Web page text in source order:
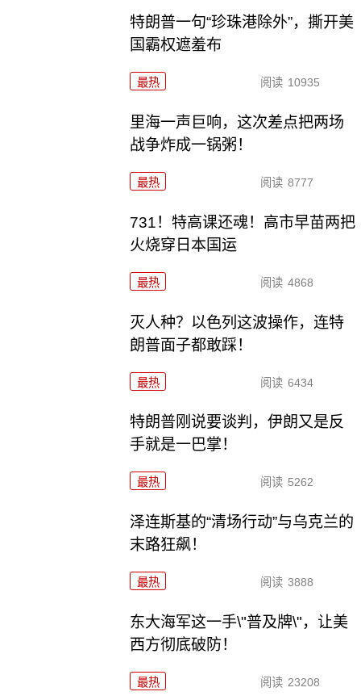
特朗普一句“珍珠港除外”，撕开美
国霸权遮羞布
最热 阅读 10935
里海一声巨响，这次差点把两场
战争炸成一锅粥！
最热 阅读 8777
731！特高课还魂！高市早苗两把
火烧穿日本国运
最热 阅读 4868
灭人种？以色列这波操作，连特
朗普面子都敢踩！
最热 阅读 6434
特朗普刚说要谈判，伊朗又是反
手就是一巴掌！
最热 阅读 5262
泽连斯基的“清场行动”与乌克兰的
末路狂飙！
最热 阅读 3888
东大海军这一手\"普及牌\"，让美
西方彻底破防！
最热 阅读 23208